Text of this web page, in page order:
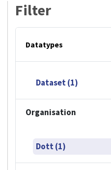
Filter
Datatypes
Dataset (1)
Organisation
Dott (1)